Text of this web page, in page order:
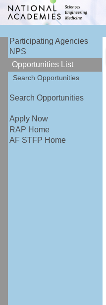
Participating Agencies
NPS
Opportunities List
Search Opportunities
Search Opportunities
Apply Now
RAP Home
AF STFP Home